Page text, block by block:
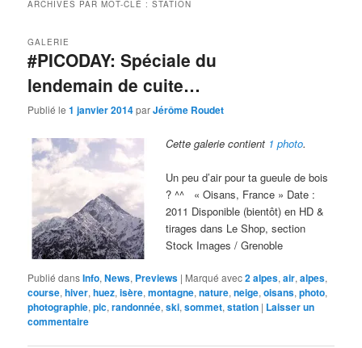
ARCHIVES PAR MOT-CLÉ :STATION
#PICODAY: Spéciale du
lendemain de cuite…
GALERIE
Publié le1 janvier 2014parJérôme Roudet
Cette galerie contient 1 photo.
Un peu d’air pour ta gueule de bois
? ^^ « Oisans, France » Date :
2011 Disponible (bientôt) en HD &
tirages dans Le Shop, section
Stock Images / Grenoble
Publié dansInfo,News, Previews | Marqué avec2 alpes,air,alpes,
course,hiver,huez,isère,montagne,nature,neige,oisans,photo,
photographie,pic,randonnée,ski,sommet,station | Laisser un
commentaire